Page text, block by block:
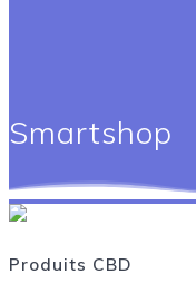
Smartshop
Produits CBD